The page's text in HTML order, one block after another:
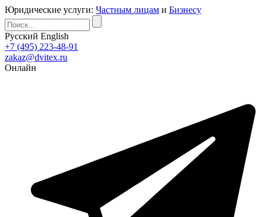
Юридические услуги: Частным лицам и Бизнесу
Русский English
+7 (495) 223-48-91
zakaz@dvitex.ru
Онлайн